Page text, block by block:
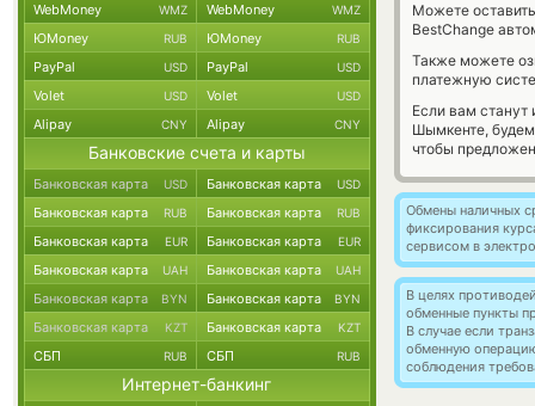
Можете
BestChange
Также можете
платежную
Если вам
Шымкенте,
чтобы
Обмены наличных
фиксирования
сервисом в
В целях
обменные пункты
В случае если
обменную
соблюдения
WebMoney WMZ WebMoney WMZ
ЮMoney RUB ЮMoney RUB
PayPal USD PayPal USD
Volet USD Volet USD
Alipay CNY Alipay CNY
Банковские счета и карты
Банковская карта USD Банковская карта USD
Банковская карта RUB Банковская карта RUB
Банковская карта EUR Банковская карта EUR
Банковская карта UAH Банковская карта UAH
Банковская карта BYN Банковская карта BYN
Банковская карта KZT Банковская карта KZT
СБП RUB СБП RUB
Интернет-банкинг